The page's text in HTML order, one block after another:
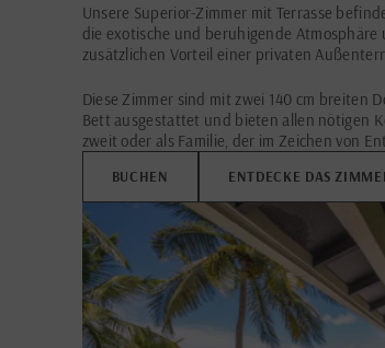
Unsere Superior-Zimmer mit Terrasse
die exotische und beruhigende
zusätzlichen Vorteil einer privaten
Diese Zimmer sind mit zwei 140 cm breiten
Bett ausgestattet und bieten allen nötigen
zweit oder als Familie, der im Zeichen von
BUCHEN ENTDECKE DAS